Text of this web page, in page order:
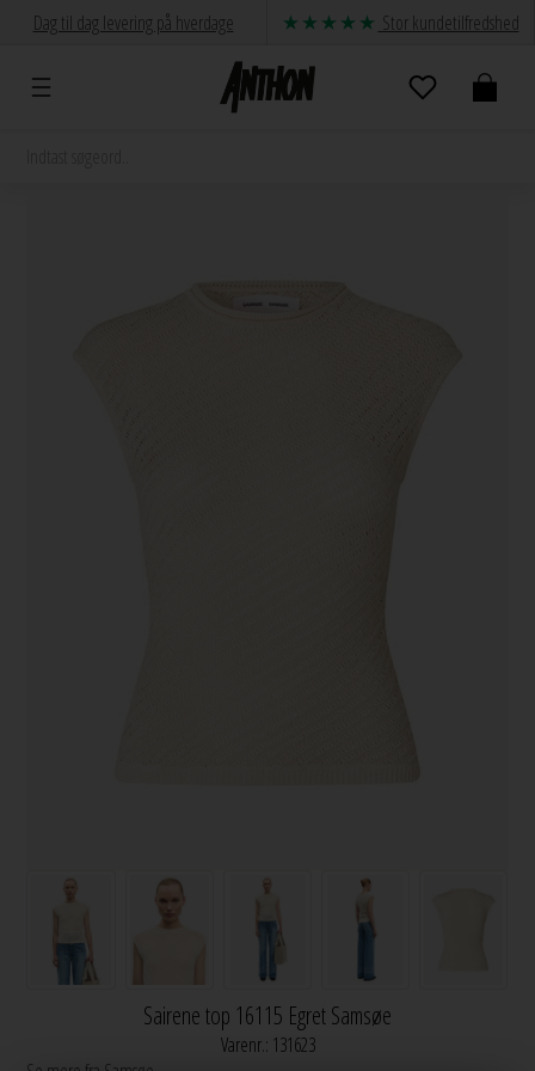
Dag til dag levering på hverdage Stor kundetilfredshed
Sairene top 16115 Egret Samsøe
Varenr.: 131623